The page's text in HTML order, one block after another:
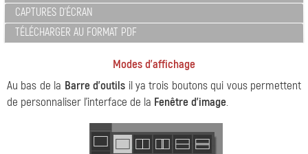
CAPTURES D'ÉCRAN
TÉLÉCHARGER AU FORMAT PDF
Modes d'affichage
Au bas de la Barre d'outils il ya trois boutons qui vous permettent
de personnaliser l'interface de la Fenêtre d'image.